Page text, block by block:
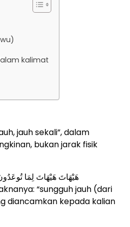
kalimat
jauh sekali”, dalam
bukan jarak fisik
“sungguh jauh (dari
diancamkan kepada kalian